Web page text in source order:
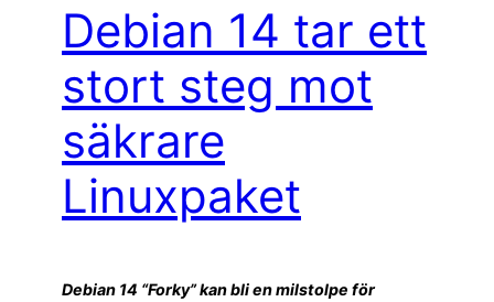
Debian 14 tar ett
stort steg mot
säkrare
Linuxpaket
Debian 14 “Forky” kan bli en milstolpe för